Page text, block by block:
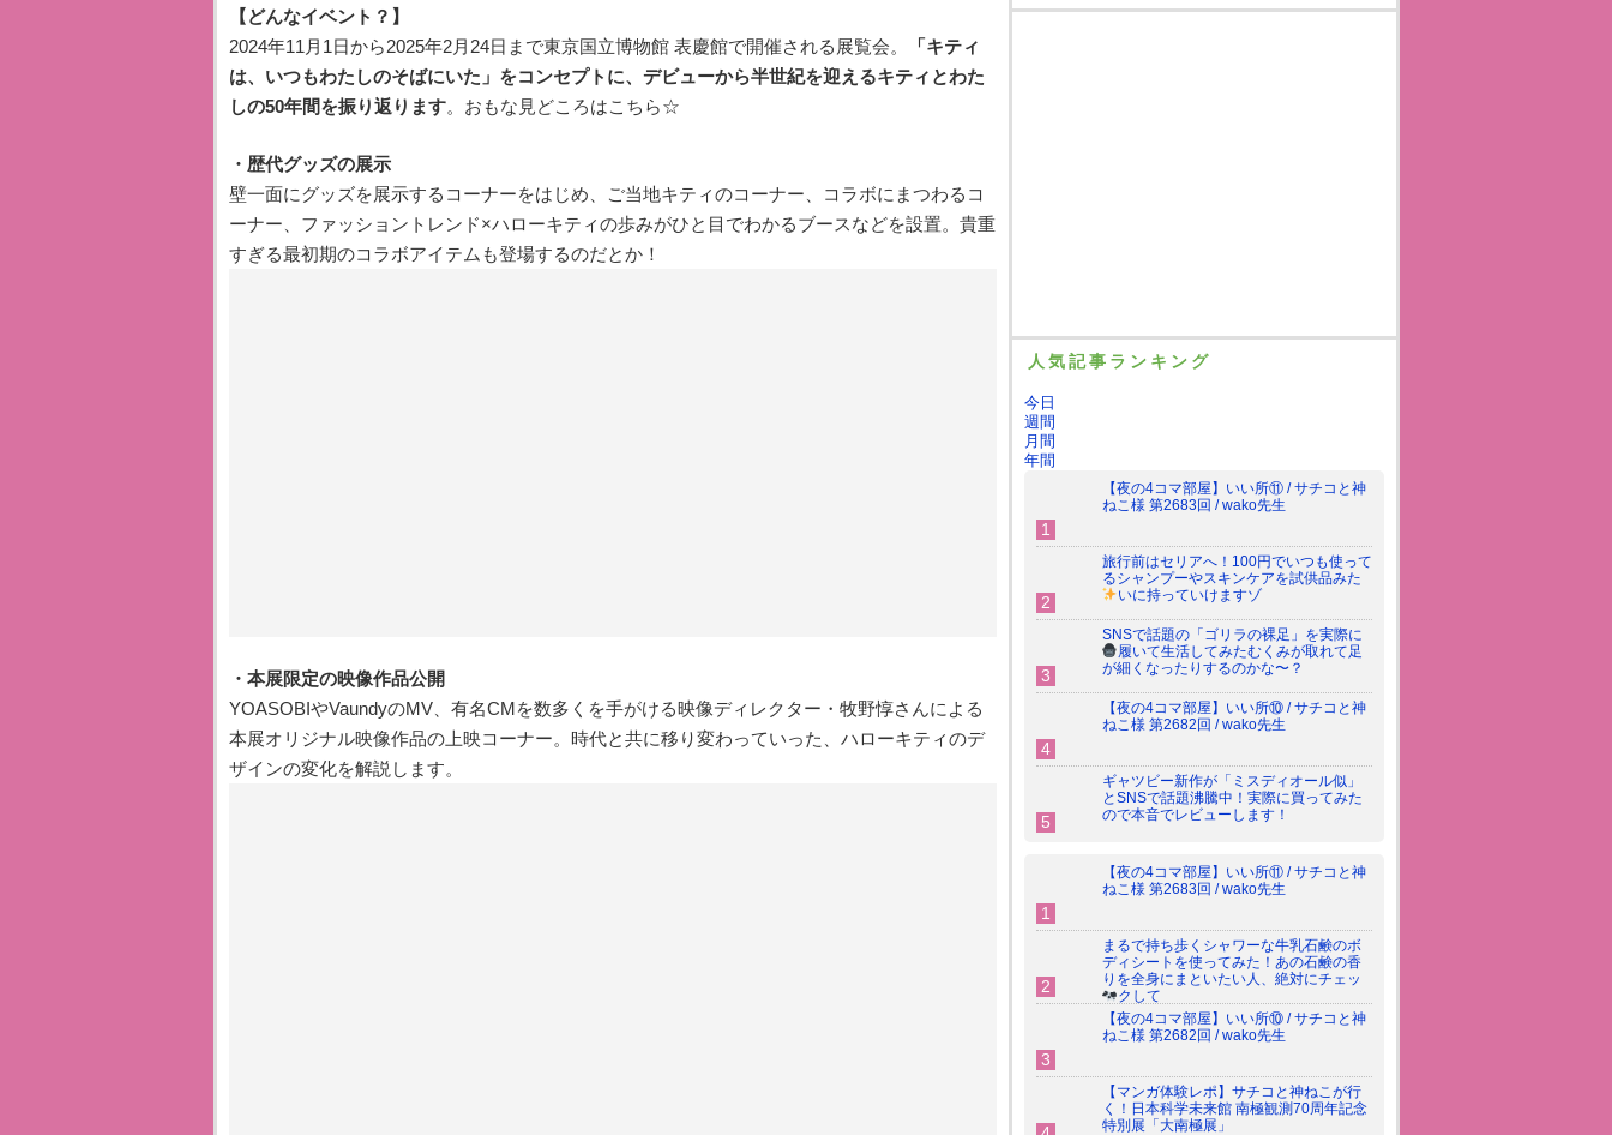
【どんなイベント？】
2024年11月1日から2025年2月24日まで東京国立博物館 表慶館で開催される展覧会。
「キティ
は、いつもわたしのそばにいた」をコンセプトに、デビューから半世紀を迎えるキティとわた
しの50年間を振り返ります。おもな見どころはこちら☆
・歴代グッズの展示
壁⼀⾯にグッズを展⽰するコーナーをはじめ、ご当地キティのコーナー、コラボにまつわるコ
ーナー、ファッショントレンド×ハローキティの歩みがひと目でわかるブースなどを設置。貴重
すぎる最初期のコラボアイテムも登場するのだとか！
・本展限定の映像作品公開
YOASOBIやVaundyのMV、有名CMを数多くを⼿がける映像ディレクター・牧野惇さんによる
本展オリジナル映像作品の上映コーナー。時代と共に移り変わっていった、ハローキティのデ
ザインの変化を解説します。
人気記事ランキング
今日
週間
月間
年間
【夜の4コマ部屋】いい所⑪ / サチコと神
ねこ様 第2683回 / wako先生
旅行前はセリアへ！100円でいつも使って
るシャンプーやスキンケアを試供品みた
いに持っていけますゾ
SNSで話題の「ゴリラの裸足」を実際に
履いて生活してみたむくみが取れて足
が細くなったりするのかな〜？
【夜の4コマ部屋】いい所⑩ / サチコと神
ねこ様 第2682回 / wako先生
ギャツビー新作が「ミスディオール似」
とSNSで話題沸騰中！実際に買ってみた
ので本音でレビューします！
【夜の4コマ部屋】いい所⑪ / サチコと神
ねこ様 第2683回 / wako先生
まるで持ち歩くシャワーな牛乳石鹸のボ
ディシートを使ってみた！あの石鹸の香
りを全身にまといたい人、絶対にチェッ
クして
【夜の4コマ部屋】いい所⑩ / サチコと神
ねこ様 第2682回 / wako先生
【マンガ体験レポ】サチコと神ねこが行
く！日本科学未来館 南極観測70周年記念
特別展「大南極展」